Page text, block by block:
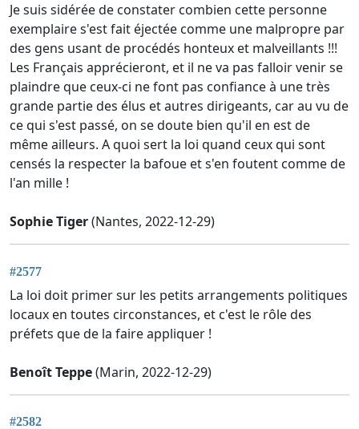
Je suis sidérée de constater combien cette personne
exemplaire s'est fait éjectée comme une malpropre par
des gens usant de procédés honteux et malveillants !!!
Les Français apprécieront, et il ne va pas falloir venir se
plaindre que ceux-ci ne font pas confiance à une très
grande partie des élus et autres dirigeants, car au vu de
ce qui s'est passé, on se doute bien qu'il en est de
même ailleurs. A quoi sert la loi quand ceux qui sont
censés la respecter la bafoue et s'en foutent comme de
l'an mille !
Sophie Tiger(Nantes, 2022-12-29)
#2577
La loi doit primer sur les petits arrangements politiques
locaux en toutes circonstances, et c'est le rôle des
préfets que de la faire appliquer !
Benoît Teppe(Marin, 2022-12-29)
#2582